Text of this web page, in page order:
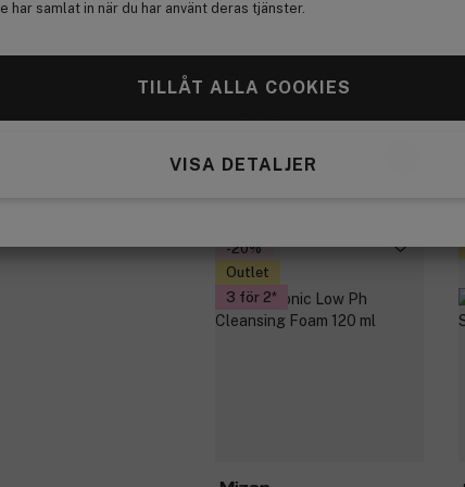
har samlat in när du har använt deras tjänster.
TILLÅT ALLA COOKIES
VISA DETALJER
Joyful Time Essence Mask
43 kr
-20%
Outlet
3 för 2